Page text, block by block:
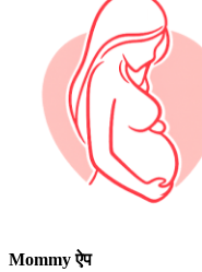
Mommy ऐप